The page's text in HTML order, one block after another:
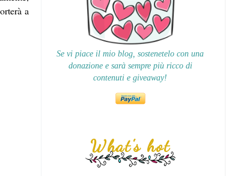
a
Se vi piace il mio blog, sostenetelo con una
donazione e sarà sempre più ricco di
contenuti e giveaway!
What's hot